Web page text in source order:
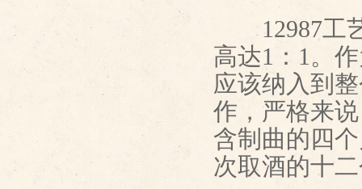
12987工艺
高达1：1。
应该纳入到
作，严格来
含制曲的四
次取酒的十